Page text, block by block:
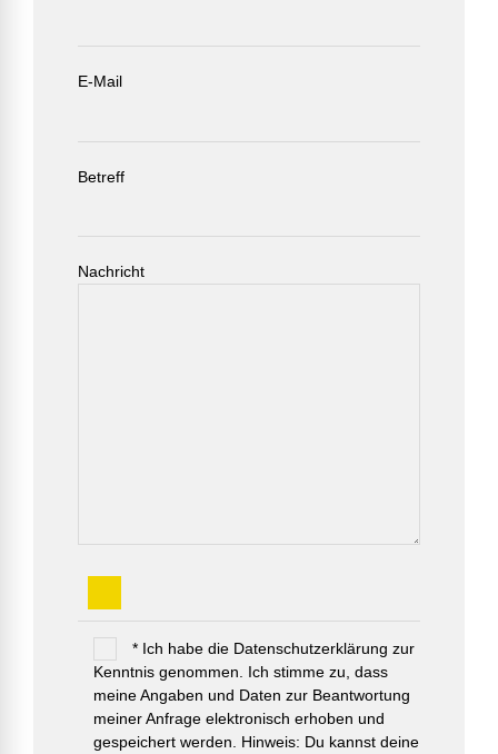
E-Mail
Betreff
Nachricht
* Ich habe die Datenschutzerklärung zur
Kenntnis genommen. Ich stimme zu, dass
meine Angaben und Daten zur Beantwortung
meiner Anfrage elektronisch erhoben und
gespeichert werden. Hinweis: Du kannst deine